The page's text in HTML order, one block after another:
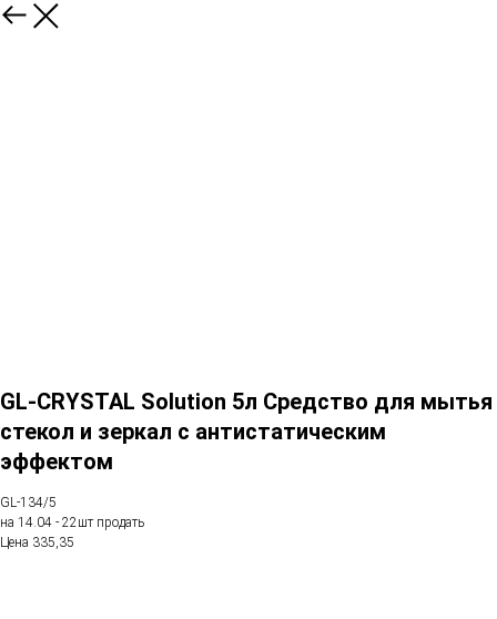
GL-CRYSTAL Solution 5л Средство для мытья
стекол и зеркал с антистатическим
эффектом
GL-134/5
на 14.04 - 22шт продать
Цена 335,35